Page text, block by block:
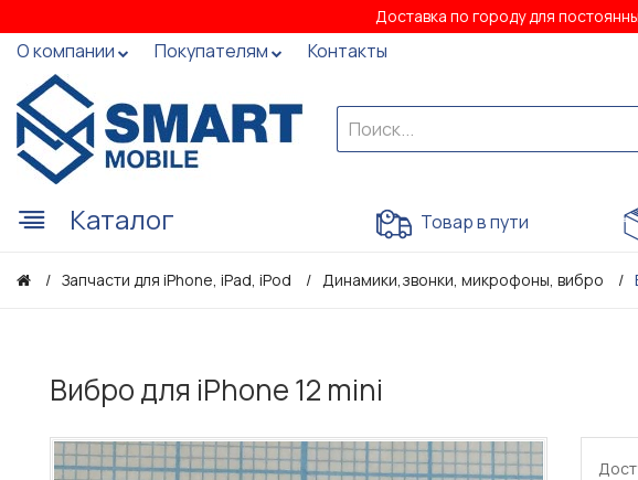
Доставка по городу для
О компании Покупателям Контакты
Каталог Товар в пути
Запчасти для iPhone, iPad, iPod Динамики,звонки, микрофоны, вибро
Вибро для iPhone 12 mini